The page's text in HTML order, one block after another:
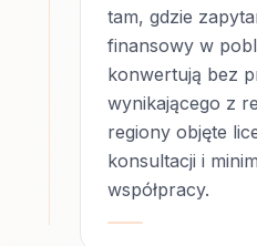
tam, gdzie
finansowy w
konwertują bez
wynikającego z
regiony objęte
konsultacji i
współpracy.